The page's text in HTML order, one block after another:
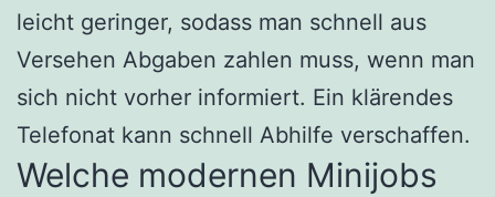
leicht geringer, sodass man schnell aus
Versehen Abgaben zahlen muss, wenn man
sich nicht vorher informiert. Ein klärendes
Telefonat kann schnell Abhilfe verschaffen.
Welche modernen Minijobs